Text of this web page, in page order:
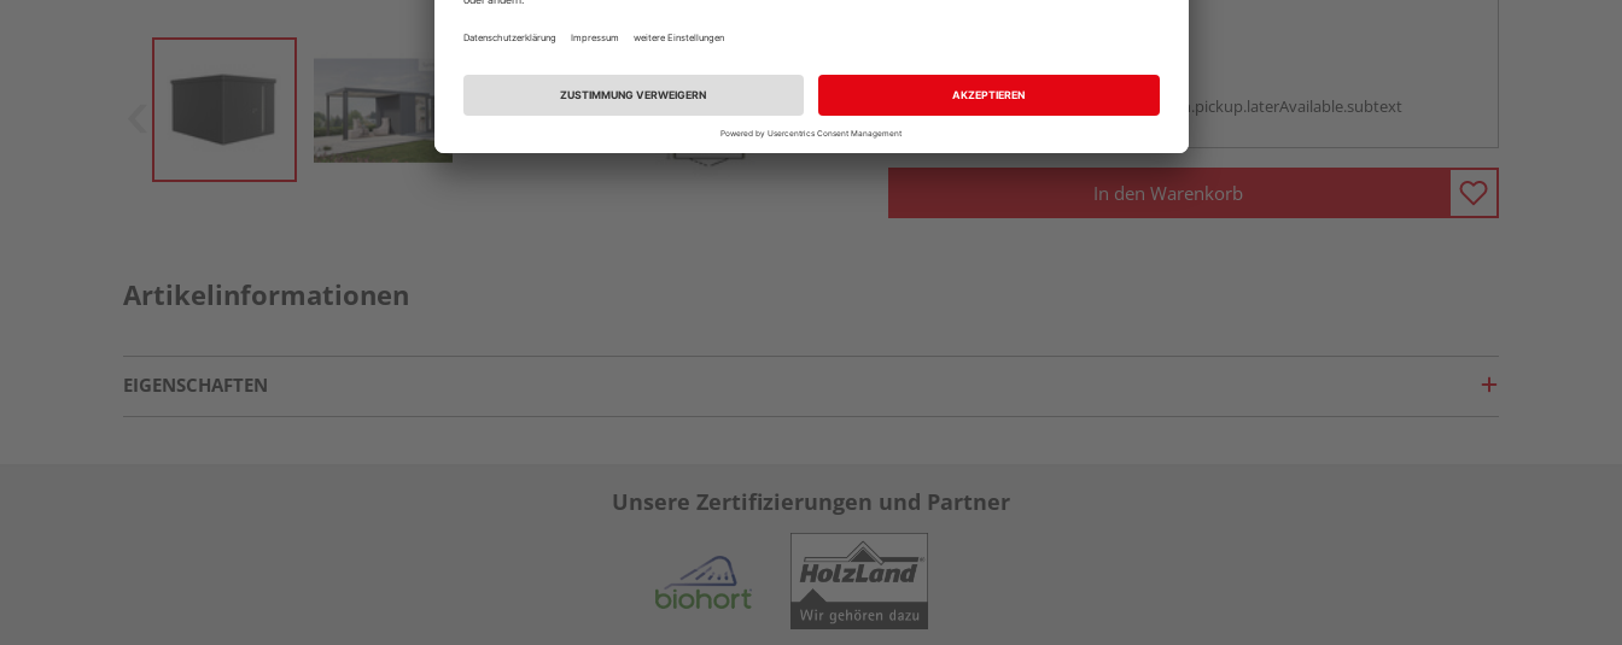
vue.ads.priceMerchantBox.option.pickup.laterAvailable.subtext
In den Warenkorb
Artikelinformationen
EIGENSCHAFTEN
Unsere Zertifizierungen und Partner